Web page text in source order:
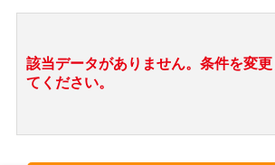
該当データがありません。条件を変
てください。